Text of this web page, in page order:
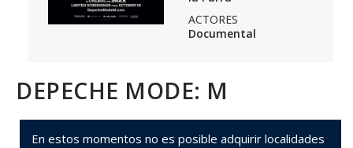
ACTORES
Documental
DEPECHE MODE: M
En estos momentos no es posible adquirir localidades